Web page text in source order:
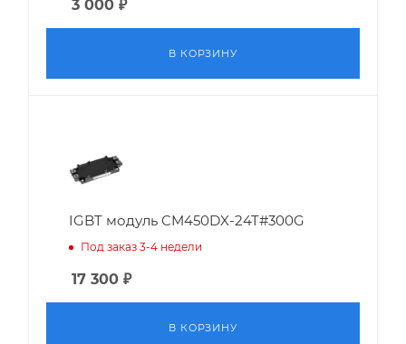
3 000 ₽
В КОРЗИНУ
IGBT модуль CM450DX-24T#300G
Под заказ 3-4 недели
17 300 ₽
В КОРЗИНУ